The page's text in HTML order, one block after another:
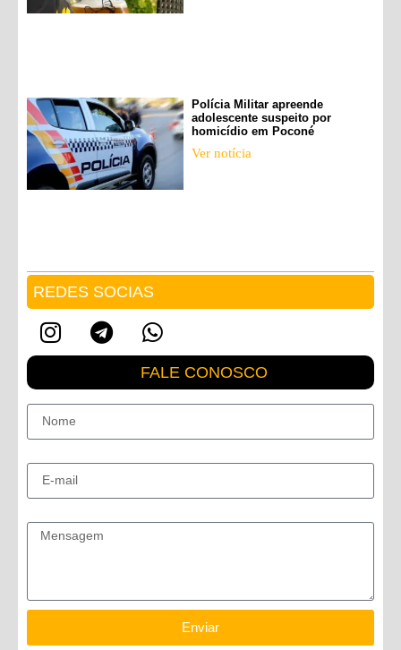
Polícia Militar apreende
adolescente suspeito por
homicídio em Poconé
Ver notícia
REDES SOCIAS
FALE CONOSCO
Enviar